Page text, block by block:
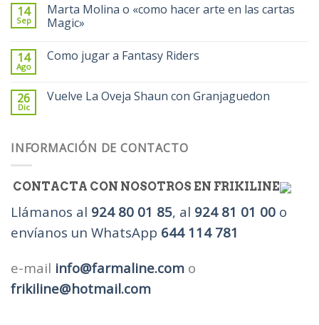
14
Sep
Marta Molina o «como hacer arte en las cartas
Magic»
14
Ago
Como jugar a Fantasy Riders
26
Dic
Vuelve La Oveja Shaun con Granjaguedon
INFORMACIÓN DE CONTACTO
CONTACTA CON NOSOTROS EN FRIKILINE
Llámanos al 924 80 01 85, al 924 81 01 00 o
envíanos un WhatsApp 644 114 781
e-mail info@farmaline.com o
frikiline@hotmail.com